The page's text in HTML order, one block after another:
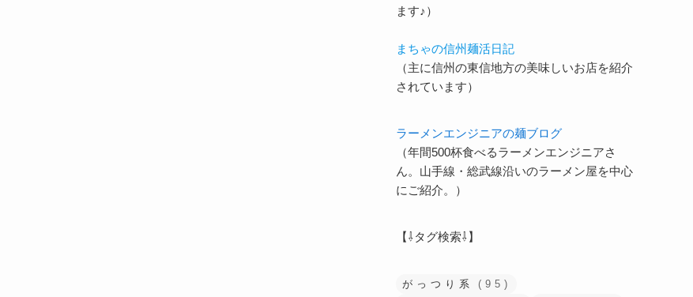
ます♪）
まちゃの信州麺活日記
（主に信州の東信地方の美味しいお店を紹介
されています）
ラーメンエンジニアの麺ブログ
（年間500杯食べるラーメンエンジニアさ
ん。山手線・総武線沿いのラーメン屋を中心
にご紹介。）
【⇩タグ検索⇩】
がっつり系
(95)